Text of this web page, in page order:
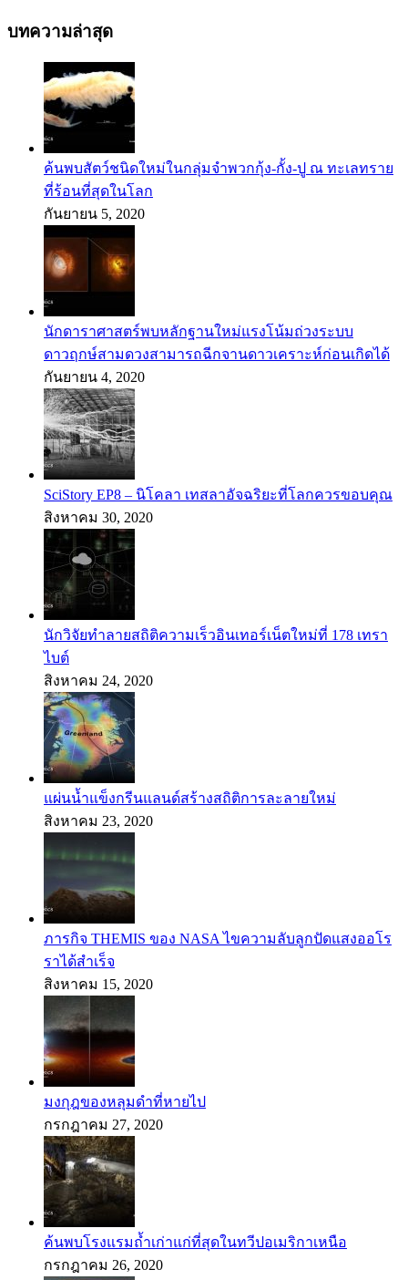
บทความล่าสุด
ค้นพบสัตว์ชนิดใหม่ในกลุ่มจำพวกกุ้ง-กั้ง-ปู ณ ทะเลทราย
ที่ร้อนที่สุดในโลก
กันยายน 5, 2020
นักดาราศาสตร์พบหลักฐานใหม่แรงโน้มถ่วงระบบ
ดาวฤกษ์สามดวงสามารถฉีกจานดาวเคราะห์ก่อนเกิดได้
กันยายน 4, 2020
SciStory EP8 – นิโคลา เทสลาอัจฉริยะที่โลกควรขอบคุณ
สิงหาคม 30, 2020
นักวิจัยทำลายสถิติความเร็วอินเทอร์เน็ตใหม่ที่ 178 เทรา
ไบต์
สิงหาคม 24, 2020
แผ่นน้ำแข็งกรีนแลนด์สร้างสถิติการละลายใหม่
สิงหาคม 23, 2020
ภารกิจ THEMIS ของ NASA ไขความลับลูกปัดแสงออโร
ราได้สำเร็จ
สิงหาคม 15, 2020
มงกุฎของหลุมดำที่หายไป
กรกฎาคม 27, 2020
ค้นพบโรงแรมถ้ำเก่าแก่ที่สุดในทวีปอเมริกาเหนือ
กรกฎาคม 26, 2020